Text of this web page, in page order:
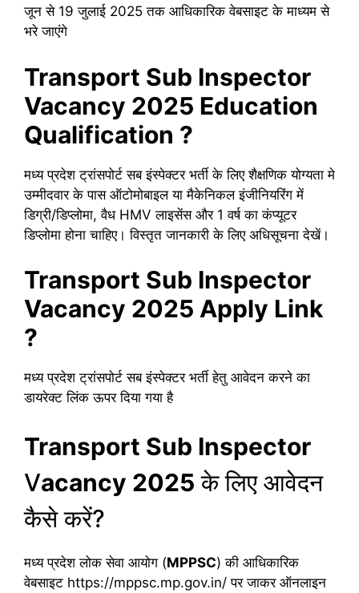
जून से 19 जुलाई 2025 तक आधिकारिक वेबसाइट के माध्यम से
भरे जाएंगे
Transport Sub Inspector
Vacancy 2025 Education
Qualification ?
मध्य प्रदेश ट्रांसपोर्ट सब इंस्पेक्टर भर्ती के लिए शैक्षणिक योग्यता मे
उम्मीदवार के पास ऑटोमोबाइल या मैकेनिकल इंजीनियरिंग में
डिग्री/डिप्लोमा, वैध HMV लाइसेंस और 1 वर्ष का कंप्यूटर
डिप्लोमा होना चाहिए। विस्तृत जानकारी के लिए अधिसूचना देखें।
Transport Sub Inspector
Vacancy 2025 Apply Link
?
मध्य प्रदेश ट्रांसपोर्ट सब इंस्पेक्टर भर्ती हेतु आवेदन करने का
डायरेक्ट लिंक ऊपर दिया गया है
Transport Sub Inspector
Vacancy 2025 के लिए आवेदन
कैसे करें?
मध्य प्रदेश लोक सेवा आयोग (MPPSC) की आधिकारिक
वेबसाइट https://mppsc.mp.gov.in/ पर जाकर ऑनलाइन